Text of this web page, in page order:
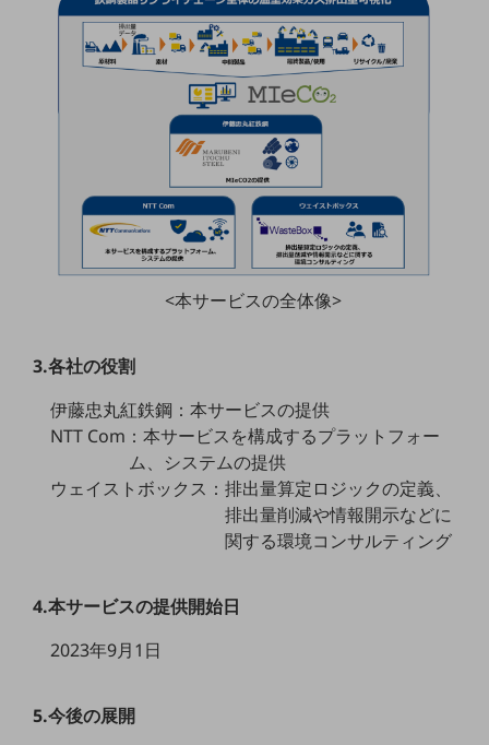
タフネススマートフォン
データ通信製品
ドコモケータイ
衛星携帯電話
IOT完了済みメーカーブランド製品
ドコモBiz データ無制限 ドコモ MAX ドコモ mini ドコモBiz かけ放題
ケータイプラン
5Gデータプラス
データプラス
端末の一元管理
セキュリティ
回線・ネットワーク
<本サービスの全体像>
3.各社の役割
伊藤忠丸紅鉄鋼：本サービスの提供
NTT Com：本サービスを構成するプラットフォー
ム、システムの提供
ウェイストボックス：排出量算定ロジックの定義、
排出量削減や情報開示などに
関する環境コンサルティング
4.本サービスの提供開始日
2023年9月1日
5.今後の展開